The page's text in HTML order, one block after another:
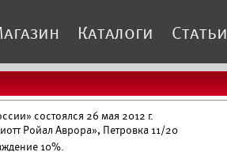
Каталоги Статьи
состоялся 26 мая 2012 г.
Ройал Аврора», Петровка 11/20
10%.